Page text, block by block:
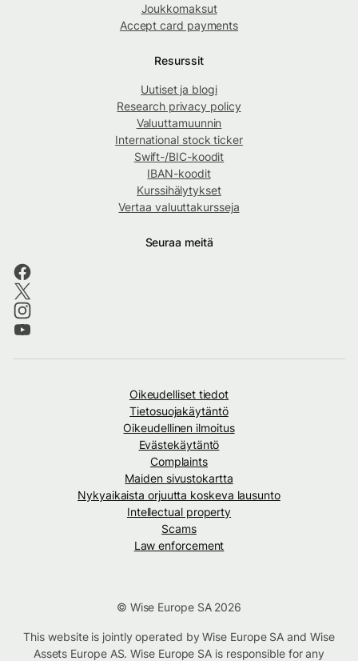
Joukkomaksut
Accept card payments
Resurssit
Uutiset ja blogi
Research privacy policy
Valuuttamuunnin
International stock ticker
Swift-/BIC-koodit
IBAN-koodit
Kurssihälytykset
Vertaa valuuttakursseja
Seuraa meitä
Oikeudelliset tiedot
Tietosuojakäytäntö
Oikeudellinen ilmoitus
Evästekäytäntö
Complaints
Maiden sivustokartta
Nykyaikaista orjuutta koskeva lausunto
Intellectual property
Scams
Law enforcement
© Wise Europe SA 2026
This website is jointly operated by Wise Europe SA and Wise
Assets Europe AS. Wise Europe SA is responsible for any